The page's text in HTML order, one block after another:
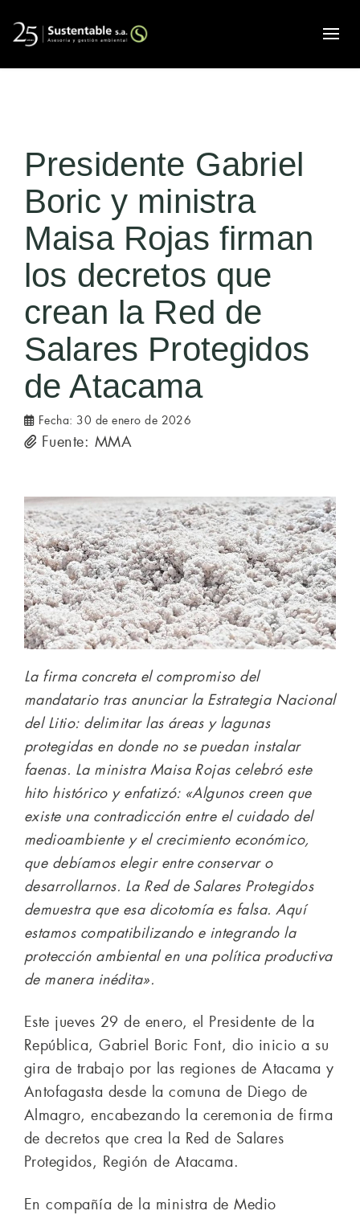
Presidente Gabriel
Boric y ministra
Maisa Rojas firman
los decretos que
crean la Red de
Salares Protegidos
de Atacama
Fecha: 30 de enero de 2026
Fuente: MMA
La firma concreta el compromiso del
mandatario tras anunciar la Estrategia Nacional
del Litio: delimitar las áreas y lagunas
protegidas en donde no se puedan instalar
faenas. La ministra Maisa Rojas celebró este
hito histórico y enfatizó: «Algunos creen que
existe una contradicción entre el cuidado del
medioambiente y el crecimiento económico,
que debíamos elegir entre conservar o
desarrollarnos. La Red de Salares Protegidos
demuestra que esa dicotomía es falsa. Aquí
estamos compatibilizando e integrando la
protección ambiental en una política productiva
de manera inédita».
Este jueves 29 de enero, el Presidente de la
República, Gabriel Boric Font, dio inicio a su
gira de trabajo por las regiones de Atacama y
Antofagasta desde la comuna de Diego de
Almagro, encabezando la ceremonia de firma
de decretos que crea la Red de Salares
Protegidos, Región de Atacama.
En compañía de la ministra de Medio